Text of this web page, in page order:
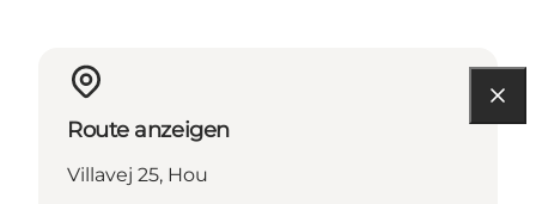
Route anzeigen
Villavej 25, Hou